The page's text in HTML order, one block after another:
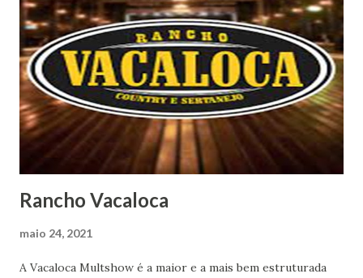
Rancho Vacaloca
maio 24, 2021
A Vacaloca Multshow é a maior e a mais bem estruturada